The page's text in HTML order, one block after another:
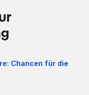
Chancen für die